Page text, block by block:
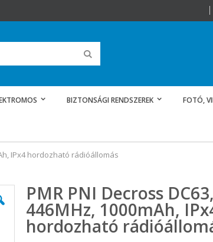
BIZTONSÁGI RENDSZEREK FOTÓ,
IPx4 hordozható rádióállomás
PMR PNI Decross
446MHz, 1000mAh,
hordozható